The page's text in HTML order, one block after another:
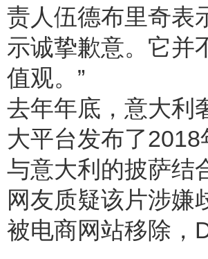
责人伍德布里奇表
示诚挚歉意。它并
值观。”
去年年底，意大利
大平台发布了
与意大利的披萨结
网友质疑该片涉嫌
被电商网站移除，